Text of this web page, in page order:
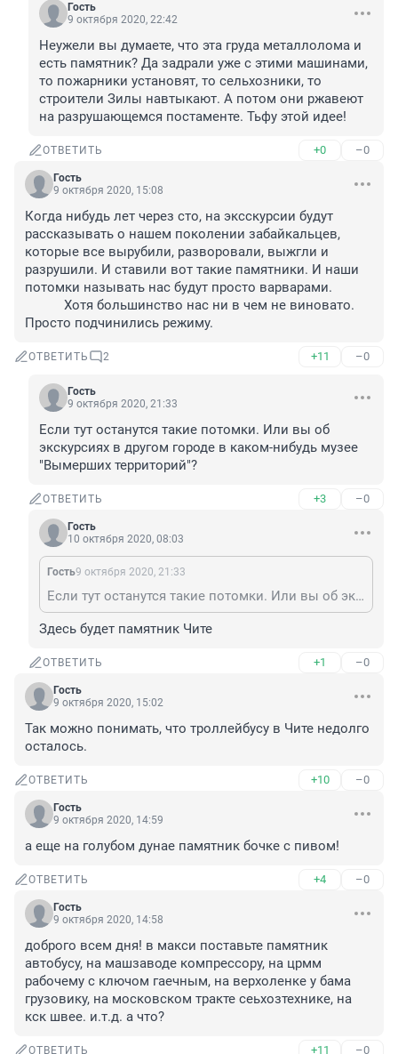
Гость
9 октября 2020, 22:42
Неужели вы думаете, что эта груда металлолома и
есть памятник? Да задрали уже с этими машинами,
то пожарники установят, то сельхозники, то
строители Зилы навтыкают. А потом они ржавеют
на разрушающемся постаменте. Тьфу этой идее!
ОТВЕТИТЬ +0 –0
Гость
9 октября 2020, 15:08
Когда нибудь лет через сто, на эксскурсии будут
рассказывать о нашем поколении забайкальцев,
которые все вырубили, разворовали, выжгли и
разрушили. И ставили вот такие памятники. И наши
потомки называть нас будут просто варварами.
Хотя большинство нас ни в чем не виновато.
Просто подчинились режиму.
ОТВЕТИТЬ 2 +11 –0
Гость
9 октября 2020, 21:33
Если тут останутся такие потомки. Или вы об
экскурсиях в другом городе в каком-нибудь музее
"Вымерших территорий"?
ОТВЕТИТЬ +3 –0
Гость
10 октября 2020, 08:03
Гость9 октября 2020, 21:33
Если тут останутся такие потомки. Или вы об экскурсиях в другом городе в каком-нибудь музее "Вымерших территорий"?
Здесь будет памятник Чите
ОТВЕТИТЬ +1 –0
Гость
9 октября 2020, 15:02
Так можно понимать, что троллейбусу в Чите недолго
осталось.
ОТВЕТИТЬ +10 –0
Гость
9 октября 2020, 14:59
а еще на голубом дунае памятник бочке с пивом!
ОТВЕТИТЬ +4 –0
Гость
9 октября 2020, 14:58
доброго всем дня! в макси поставьте памятник
автобусу, на машзаводе компрессору, на црмм
рабочему с ключом гаечным, на верхоленке у бама
грузовику, на московском тракте сеьхозтехнике, на
кск швее. и.т.д. а что?
ОТВЕТИТЬ +11 –0